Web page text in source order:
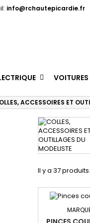
info@rchautepicardie.fr
ACCESSOIRES ET
Il y a 37 produits.